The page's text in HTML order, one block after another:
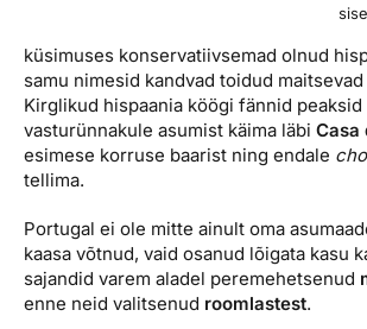
küsimuses konservatiivsemad olnud
samu nimesid kandvad toidud
Kirglikud hispaania köögi fännid
vasturünnakule asumist käima läbi Casa
esimese korruse baarist ning endale
tellima.
Portugal ei ole mitte ainult oma
kaasa võtnud, vaid osanud lõigata kasu
sajandid varem aladel peremehetsenud
enne neid valitsenud roomlastest.